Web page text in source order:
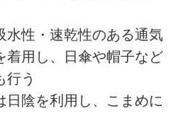
水性・速乾性のある通気
着用し、日傘や帽子など
行う
日陰を利用し、こまめに